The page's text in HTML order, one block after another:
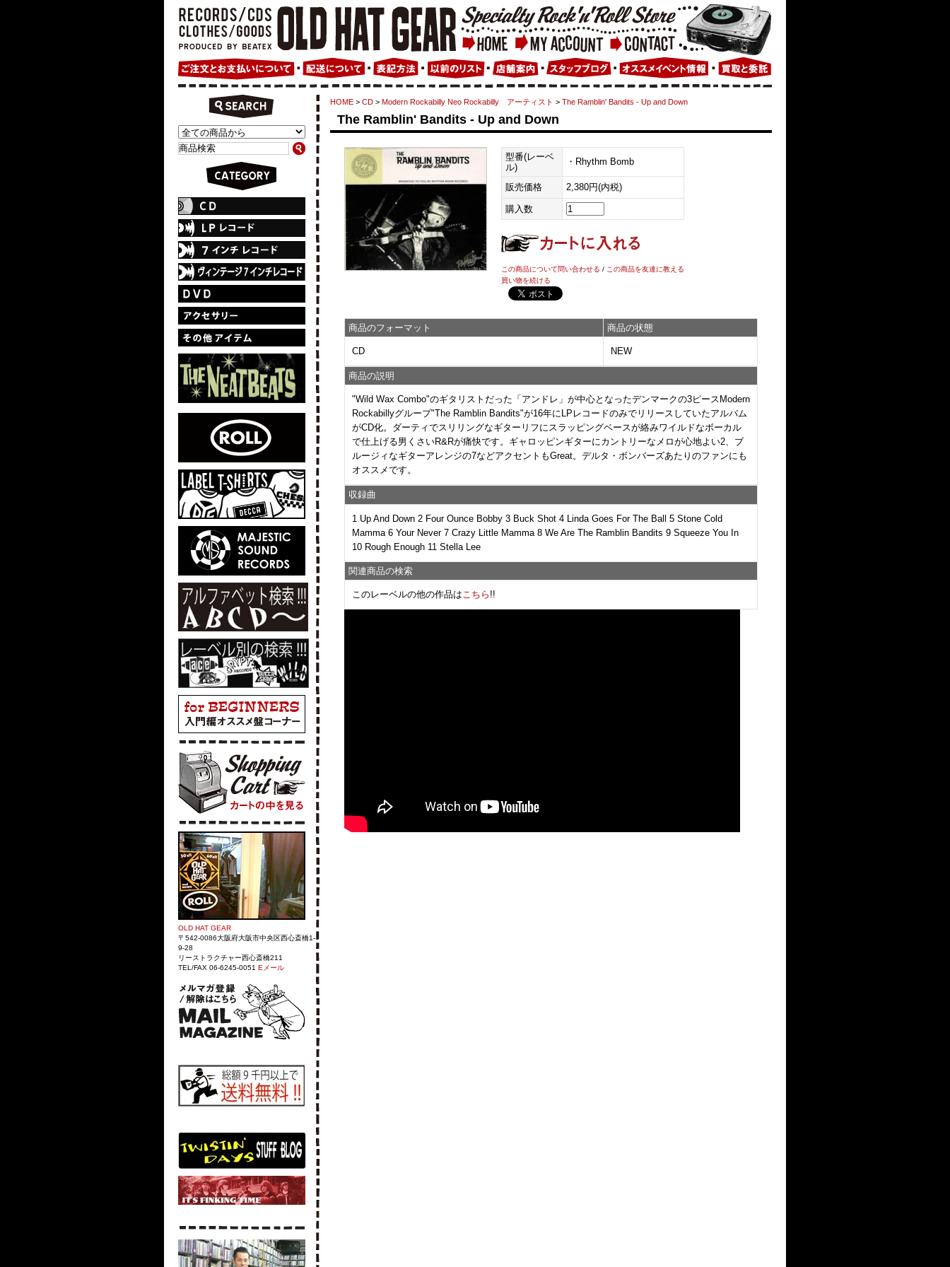
OLD HAT GEAR
〒542-0086大阪府大阪市中央区西心斎橋1-
9-28
リーストラクチャー西心斎橋211
TEL/FAX 06-6245-0051 Eメール
HOME > CD > Modern Rockabilly Neo Rockabilly アーティスト > The Ramblin' Bandits - Up and Down
The Ramblin' Bandits - Up and Down
型番(レーベ
ル)
・Rhythm Bomb
販売価格 2,380円(内税)
購入数
この商品について問い合わせる / この商品を友達に教える
買い物を続ける
商品のフォーマット 商品の状態
CD NEW
商品の説明
"Wild Wax Combo"のギタリストだった「アンドレ」が中心となったデンマークの3ピースModern
Rockabillyグループ"The Ramblin Bandits"が16年にLPレコードのみでリリースしていたアルバム
がCD化。ダーティでスリリングなギターリフにスラッピングベースが絡みワイルドなボーカル
で仕上げる男くさいR&Rが痛快です。ギャロッピンギターにカントリーなメロが心地よい2、ブ
ルージィなギターアレンジの7などアクセントもGreat。デルタ・ボンバーズあたりのファンにも
オススメです。
収録曲
1 Up And Down 2 Four Ounce Bobby 3 Buck Shot 4 Linda Goes For The Ball 5 Stone Cold
Mamma 6 Your Never 7 Crazy Little Mamma 8 We Are The Ramblin Bandits 9 Squeeze You In
10 Rough Enough 11 Stella Lee
関連商品の検索
このレーベルの他の作品はこちら !!